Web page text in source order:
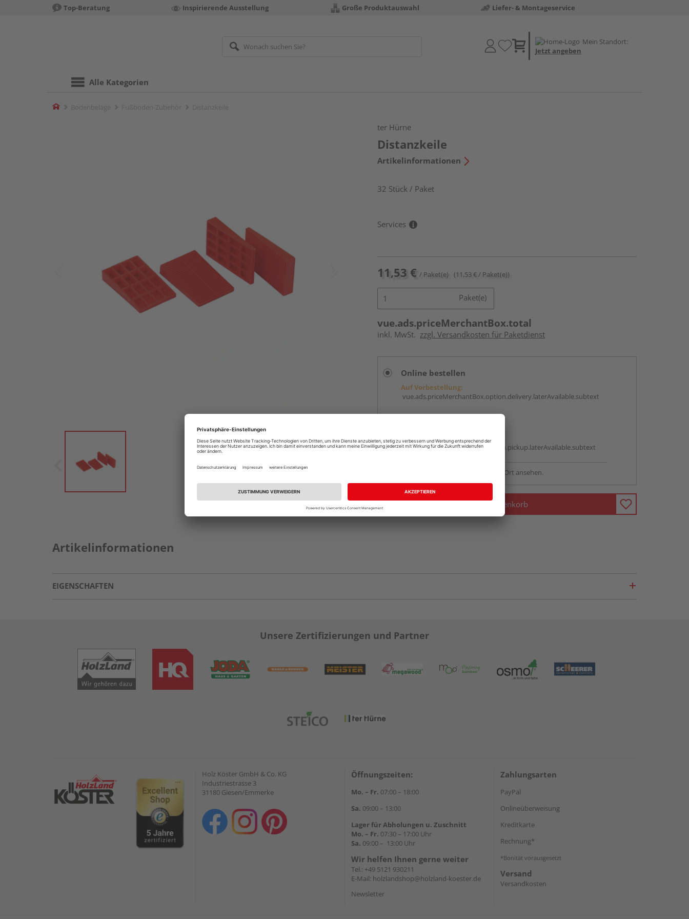
Top-Beratung Inspirierende Ausstellung Große Produktauswahl Liefer- & Montageservice
Mein Standort:
Jetzt angeben
Alle Kategorien
Home
ter Hürne
Distanzkeile
Artikelinformationen
32 Stück / Paket
Services
11,53 € / Paket(e) (11,53 € / Paket(e))
Paket(e)
vue.ads.priceMerchantBox.total
inkl. MwSt. zzgl. Versandkosten für Paketdienst
Online bestellen
Auf Vorbestellung:
vue.ads.priceMerchantBox.option.delivery.laterAvailable.subtext
Auf Vorbestellung:
vue.ads.priceMerchantBox.option.pickup.laterAvailable.subtext
Verfügbar in der Ausstellung - vor Ort ansehen.
In den Warenkorb
Artikelinformationen
EIGENSCHAFTEN
Unsere Zertifizierungen und Partner
Holz Köster GmbH & Co. KG
Industriestrasse 3
31180 Giesen/Emmerke
Öffnungszeiten:
Mo. – Fr. 07:00 – 18:00
Sa. 09:00 – 13:00
Lager für Abholungen u. Zuschnitt
Mo. – Fr. 07:30 – 17:00 Uhr
Sa. 09:00 – 13:00 Uhr
Wir helfen Ihnen gerne weiter
Tel.: +49 5121 930211
E-Mail: holzlandshop@holzland-koester.de
Newsletter
Zahlungsarten
PayPal
Onlineüberweisung
Kreditkarte
Rechnung*
*Bonität vorausgesetzt
Versand
Versandkosten